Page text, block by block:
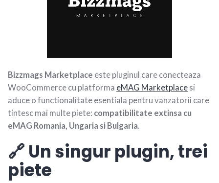
Bizzmags Marketplace este pluginul care conecteaza
WooCommerce cu platforma eMAG Marketplace si
aduce o functionalitate esentiala pentru vanzatorii care
tintesc mai multe piete: compatibilitate extinsa cu
eMAG Romania, Ungaria si Bulgaria.
🔗 Un singur plugin, trei
piete